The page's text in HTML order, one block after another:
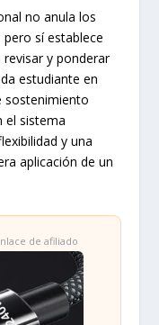
no anula los
pero sí establece
revisar y ponderar
estudiante en
sostenimiento
el sistema
y una
aplicación de un
de afiliado